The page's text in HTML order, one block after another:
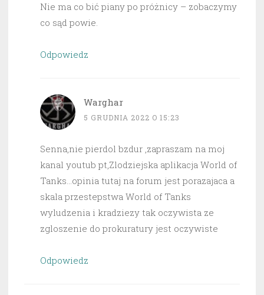
Nie ma co bić piany po próżnicy – zobaczymy
co sąd powie.
Odpowiedz
Warghar
5 GRUDNIA 2022 O 15:23
Senna,nie pierdol bzdur ,zapraszam na moj
kanal youtub pt,Zlodziejska aplikacja World of
Tanks…opinia tutaj na forum jest porazajaca a
skala przestepstwa World of Tanks
wyludzenia i kradziezy tak oczywista ze
zgloszenie do prokuratury jest oczywiste
Odpowiedz